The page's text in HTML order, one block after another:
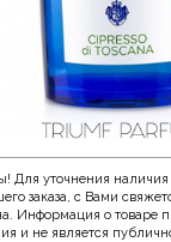
Для уточнения наличия
заказа, с Вами
Информация о товаре
и не является